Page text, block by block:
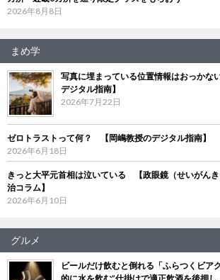
2026年8月8日
まめ学
写真に埋まっている位置情報はおっか
デジタル指南】
2026年7月22日
ゼロトラストって何？ 【岡嶋教授のデジタル指南】
2026年6月18日
きっと大平元首相は泣いている 【政眼鏡（せいがん
治コラム】
2026年6月10日
グルメ
ビールだけ飲むと倒れる「ふらつくビア